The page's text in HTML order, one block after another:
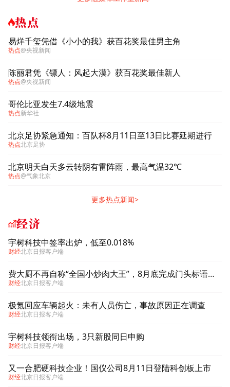
热点
易烊千玺凭借《小小的我》获百花奖最佳男主角
热点@央视新闻
陈丽君凭《镖人：风起大漠》获百花奖最佳新人
热点@央视新闻
哥伦比亚发生7.4级地震
热点新华社
北京足协紧急通知：百队杯8月11日至13日比赛延期进行
热点北京足协
北京明天白天多云转阴有雷阵雨，最高气温32℃
热点@气象北京
更多热点新闻>
经济
宇树科技中签率出炉，低至0.018%
财经北京日报客户端
费大厨不再自称“全国小炒肉大王”，8月底完成门头标语改造
财经北京日报客户端
极氪回应车辆起火：未有人员伤亡，事故原因正在调查
财经北京日报客户端
宇树科技领衔出场，3只新股同日申购
财经北京日报客户端
又一合肥硬科技企业！国仪公司8月11日登陆科创板上市
财经北京日报客户端